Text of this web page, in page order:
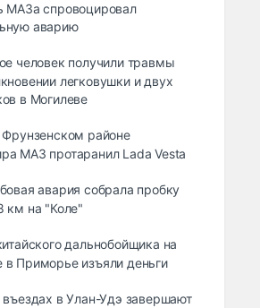
МАЗа спровоцировал
аварию
человек получили травмы
легковушки и двух
в Могилеве
Фрунзенском районе
МАЗ протаранил Lada Vesta
авария собрала пробку
км на "Коле"
дальнобойщика на
Приморье изъяли деньги
въeздax в Улaн-Удэ зaвepшaют